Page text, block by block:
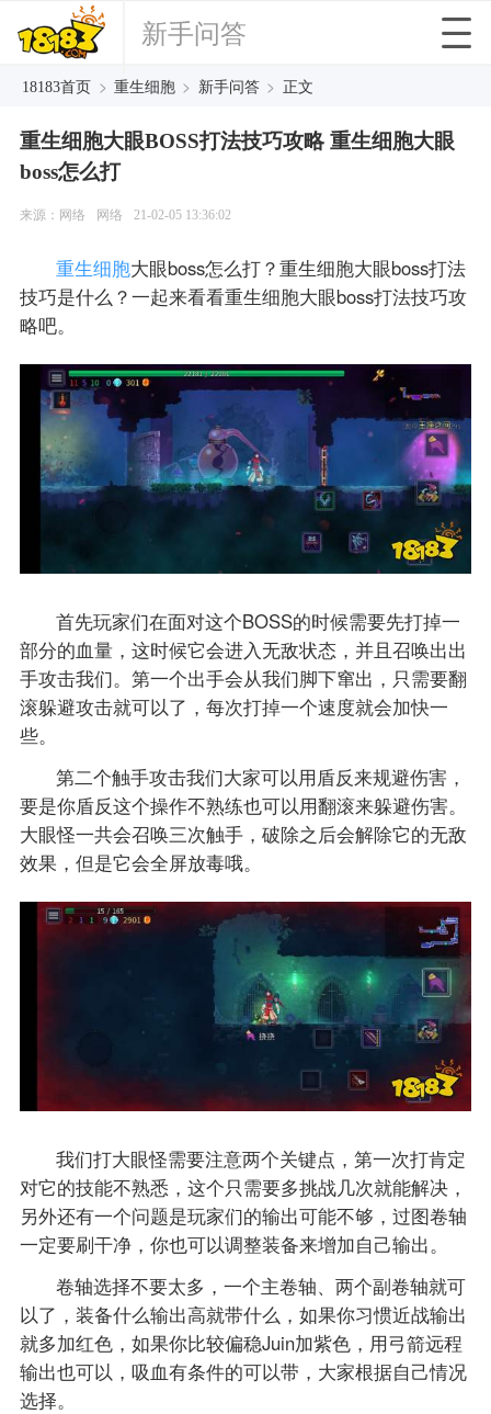
新手问答
18183首页 > 重生细胞 > 新手问答 > 正文
重生细胞大眼BOSS打法技巧攻略 重生细胞大眼
boss怎么打
来源：网络 网络 21-02-05 13:36:02
重生细胞大眼boss怎么打？重生细胞大眼boss打法
技巧是什么？一起来看看重生细胞大眼boss打法技巧攻
略吧。
首先玩家们在面对这个BOSS的时候需要先打掉一
部分的血量，这时候它会进入无敌状态，并且召唤出出
手攻击我们。第一个出手会从我们脚下窜出，只需要翻
滚躲避攻击就可以了，每次打掉一个速度就会加快一
些。
第二个触手攻击我们大家可以用盾反来规避伤害，
要是你盾反这个操作不熟练也可以用翻滚来躲避伤害。
大眼怪一共会召唤三次触手，破除之后会解除它的无敌
效果，但是它会全屏放毒哦。
我们打大眼怪需要注意两个关键点，第一次打肯定
对它的技能不熟悉，这个只需要多挑战几次就能解决，
另外还有一个问题是玩家们的输出可能不够，过图卷轴
一定要刷干净，你也可以调整装备来增加自己输出。
卷轴选择不要太多，一个主卷轴、两个副卷轴就可
以了，装备什么输出高就带什么，如果你习惯近战输出
就多加红色，如果你比较偏稳Juin加紫色，用弓箭远程
输出也可以，吸血有条件的可以带，大家根据自己情况
选择。